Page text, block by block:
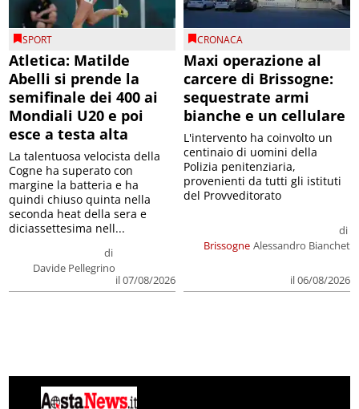
SPORT
Atletica: Matilde
Abelli si prende la
semifinale dei 400 ai
Mondiali U20 e poi
esce a testa alta
di
Davide Pellegrino
il 07/08/2026
La talentuosa velocista della
Cogne ha superato con
margine la batteria e ha
quindi chiuso quinta nella
seconda heat della sera e
diciassettesima nell...
CRONACA
Maxi operazione al
carcere di Brissogne:
sequestrate armi
bianche e un cellulare
Brissogne
di
Alessandro Bianchet
il 06/08/2026
L'intervento ha coinvolto un
centinaio di uomini della
Polizia penitenziaria,
provenienti da tutti gli istituti
del Provveditorato